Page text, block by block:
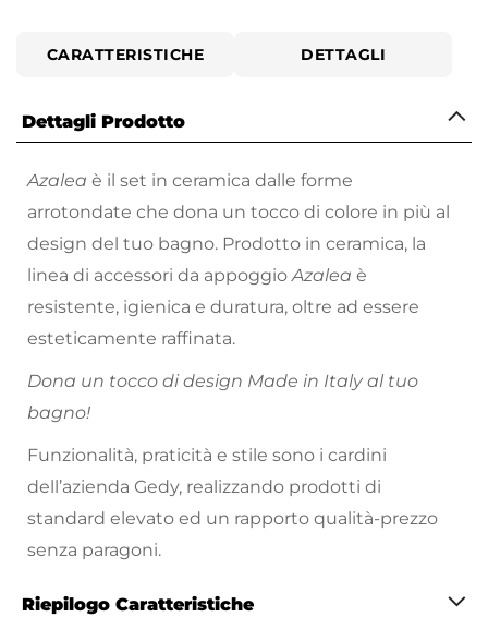
CARATTERISTICHE DETTAGLI
Dettagli Prodotto
Azalea è il set in ceramica dalle forme
arrotondate che dona un tocco di colore in più al
design del tuo bagno. Prodotto in ceramica, la
linea di accessori da appoggioAzalea è
resistente, igienica e duratura, oltre ad essere
esteticamente raffinata.
Dona un tocco di design Made in Italy al tuo
bagno!
Funzionalità, praticità e stile sono i cardini
dell’azienda Gedy, realizzando prodotti di
standard elevato ed un rapporto qualità-prezzo
senza paragoni.
Riepilogo Caratteristiche